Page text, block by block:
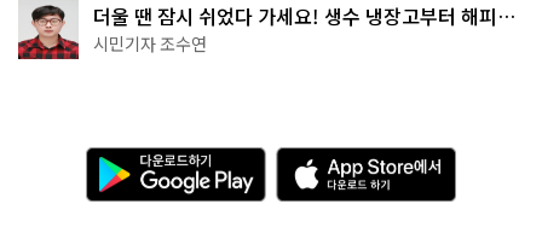
더울 땐 잠시 쉬었다 가세요! 생수 냉장고부터 해피소
·무더위쉼터까지
시민기자 조수연
다
운
로
A
p
p